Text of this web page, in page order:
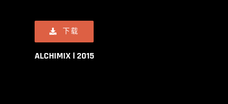
下载
ALCHIMIX l 2015